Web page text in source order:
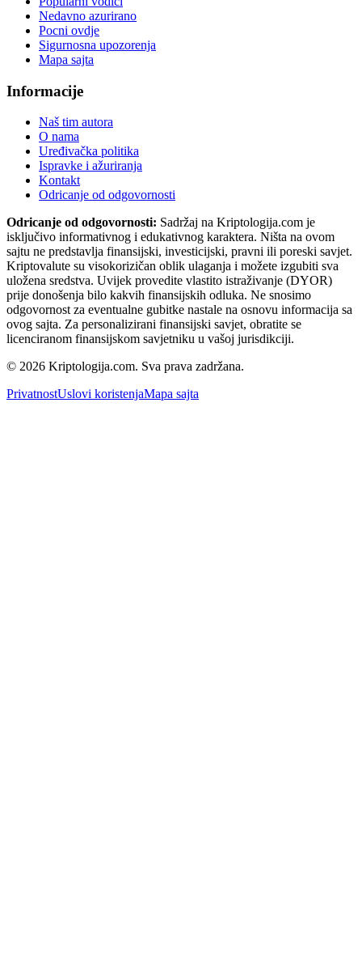
Nedavno azurirano
Pocni ovdje
Sigurnosna upozorenja
Mapa sajta
Informacije
Naš tim autora
O nama
Uređivačka politika
Ispravke i ažuriranja
Kontakt
Odricanje od odgovornosti
Odricanje od odgovornosti: Sadržaj na Kriptologija.com je
isključivo informativnog i edukativnog karaktera. Ništa na ovom
sajtu ne predstavlja finansijski, investicijski, pravni ili poreski savjet.
Kriptovalute su visokorizičan oblik ulaganja i možete izgubiti sva
uložena sredstva. Uvijek provedite vlastito istraživanje (DYOR)
prije donošenja bilo kakvih finansijskih odluka. Ne snosimo
odgovornost za eventualne gubitke nastale na osnovu informacija sa
ovog sajta. Za personalizirani finansijski savjet, obratite se
licenciranom finansijskom savjetniku u vašoj jurisdikciji.
© 2026 Kriptologija.com. Sva prava zadržana.
PrivatnostUslovi koristenjaMapa sajta